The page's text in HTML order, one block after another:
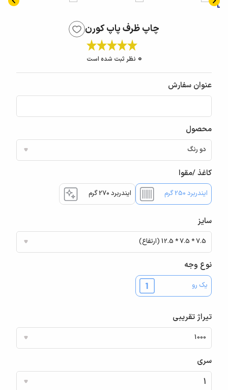
چاپ ظرف پاپ کورن
0 نظر ثبت شده است
عنوان سفارش
محصول
کاغذ /مقوا
ایندربرد 250 گرم ایندربرد 270 گرم
سایز
نوع وجه
یک رو
تیراژ تقریبی
سری